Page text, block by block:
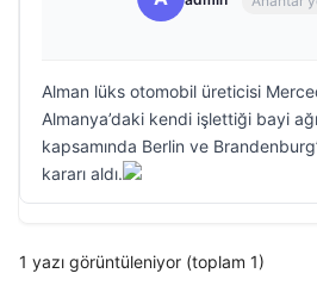
Alman lüks otomobil üreticisi
Almanya’daki kendi işlettiği bayi
kapsamında Berlin ve
kararı aldı.
1 yazı görüntüleniyor (toplam 1)